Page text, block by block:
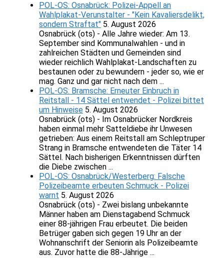
POL-OS: Osnabrück: Polizei-Appell an
Wahlplakat-Verunstalter - "Kein Kavaliersdelikt,
sondern Straftat" 5. August 2026
Osnabrück (ots) - Alle Jahre wieder: Am 13.
September sind Kommunalwahlen - und in
zahlreichen Städten und Gemeinden sind
wieder reichlich Wahlplakat-Landschaften zu
bestaunen oder zu bewundern - jeder so, wie er
mag. Ganz und gar nicht nach dem ...
POL-OS: Bramsche: Erneuter Einbruch in
Reitstall - 14 Sättel entwendet - Polizei bittet
um Hinweise 5. August 2026
Osnabrück (ots) - Im Osnabrücker Nordkreis
haben einmal mehr Satteldiebe ihr Unwesen
getrieben: Aus einem Reitstall am Schleptruper
Strang in Bramsche entwendeten die Täter 14
Sättel. Nach bisherigen Erkenntnissen dürften
die Diebe zwischen ...
POL-OS: Osnabrück/Westerberg: Falsche
Polizeibeamte erbeuten Schmuck - Polizei
warnt 5. August 2026
Osnabrück (ots) - Zwei bislang unbekannte
Männer haben am Dienstagabend Schmuck
einer 88-jährigen Frau erbeutet. Die beiden
Betrüger gaben sich gegen 19 Uhr an der
Wohnanschrift der Seniorin als Polizeibeamte
aus. Zuvor hatte die 88-Jährige ...